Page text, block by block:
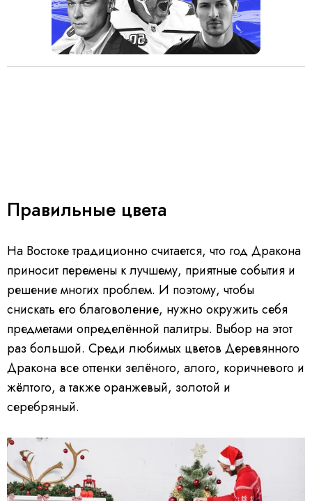
Правильные цвета
На Востоке традиционно считается, что год Дракона
приносит перемены к лучшему, приятные события и
решение многих проблем. И поэтому, чтобы
снискать его благоволение, нужно окружить себя
предметами определённой палитры. Выбор на этот
раз большой. Среди любимых цветов Деревянного
Дракона все оттенки зелёного, алого, коричневого и
жёлтого, а также оранжевый, золотой и
серебряный.